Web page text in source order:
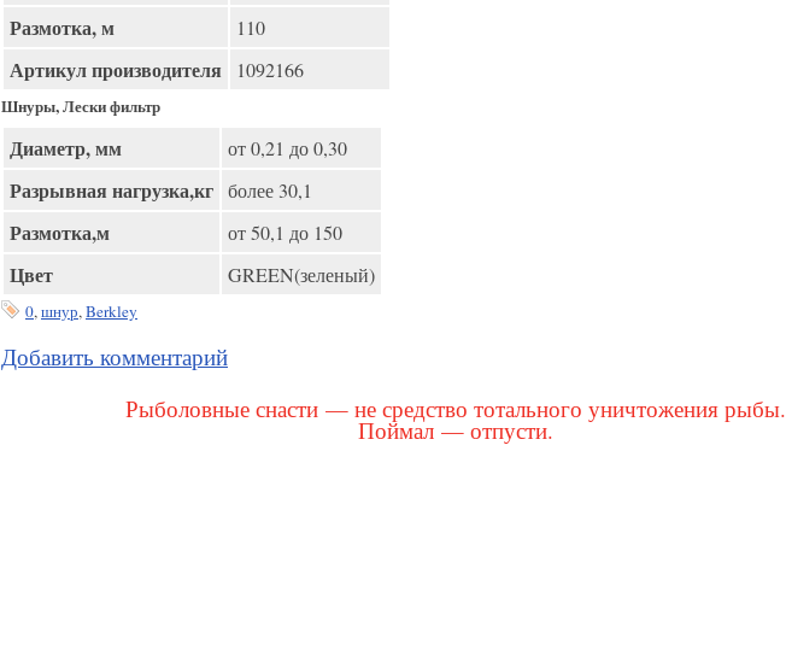
Размотка, м 110
Артикул производителя 1092166
Шнуры, Лески фильтр
Диаметр, мм от 0,21 до 0,30
Разрывная нагрузка,кг более 30,1
Размотка,м от 50,1 до 150
Цвет GREEN(зеленый)
0,шнур,Berkley
Добавить комментарий
Рыболовные снасти — не средство тотального уничтожения рыбы.
Поймал — отпусти.